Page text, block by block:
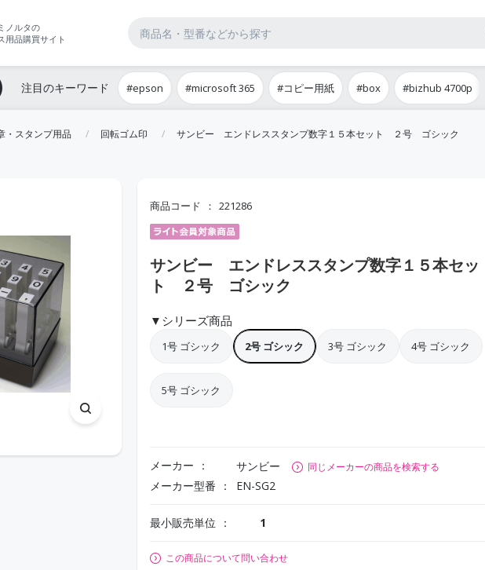
ノルタの
用品購買サイト
注目のキーワード #epson #microsoft 365 #コピー用紙 #box #bizhub 4700p
・スタンプ用品 回転ゴム印 サンビー エンドレススタンプ数字１５本セット ２号 ゴシック
商品コード 221286
サンビー エンドレススタンプ数字１５本セッ
ト ２号 ゴシック
▼シリーズ商品
1号 ゴシック 2号 ゴシック 3号 ゴシック 4号 ゴシック
5号 ゴシック
メーカー サンビー 同じメーカーの商品を検索する
メーカー型番 EN-SG2
最小販売単位 1
この商品について問い合わせ